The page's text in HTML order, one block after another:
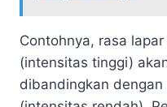
Contohnya, rasa
(intensitas tinggi)
dibandingkan